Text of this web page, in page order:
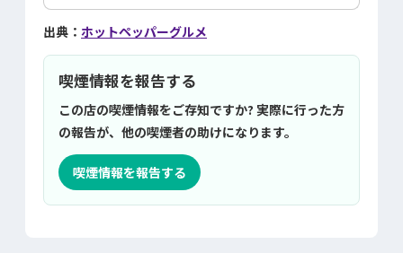
出典： ホットペッパーグルメ
喫煙情報を報告する
この店の喫煙情報をご存知ですか? 実際に行った方
の報告が、他の喫煙者の助けになります。
喫煙情報を報告する